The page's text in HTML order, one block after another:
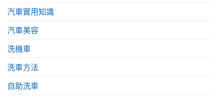
汽車實用知識
汽車美容
洗機車
洗車方法
自助洗車